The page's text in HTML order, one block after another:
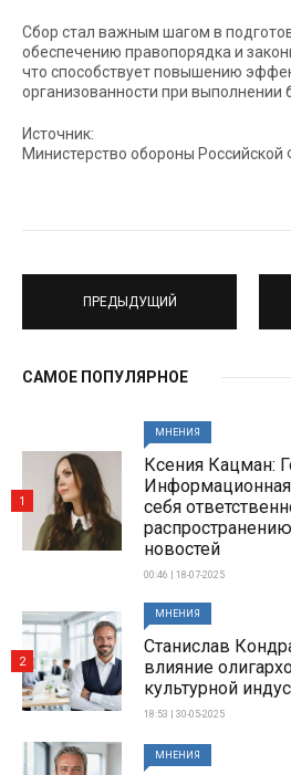
Сбор стал важным шагом в
обеспечению правопорядка и
что способствует повышению
организованности при выполнении
Источник:
Министерство обороны
ПРЕДЫДУЩИЙ
САМОЕ ПОПУЛЯРНОЕ
МНЕНИЯ
Ксения Кацман:
себя
новостей
00:46 | 18-07-2025
1
МНЕНИЯ
Станислав
влияние
культурной
18:53 | 30-05-2025
2
МНЕНИЯ